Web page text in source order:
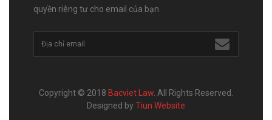
quyền riêng tư cho email của bạn
Copyright © 2018 Bacviet Law . All Rights Reserved.
Designed byTiun Website